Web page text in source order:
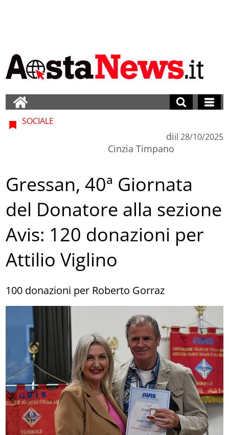
SOCIALE
di
Cinzia Timpano
il 28/10/2025
Gressan, 40ª Giornata
del Donatore alla sezione
Avis: 120 donazioni per
Attilio Viglino
100 donazioni per Roberto Gorraz